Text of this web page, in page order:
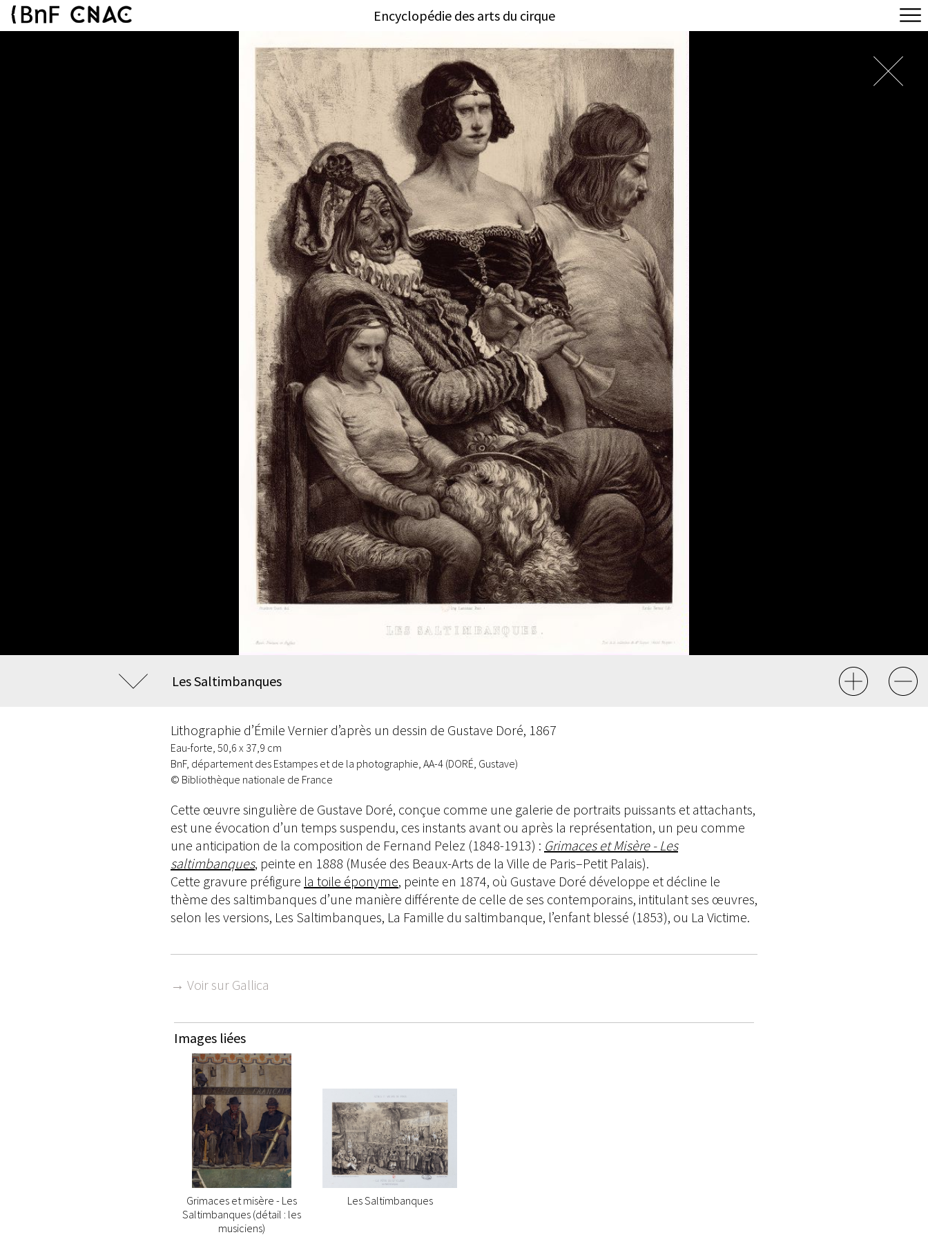
Encyclopédie des arts du cirque
Les Saltimbanques
Lithographie d’Émile Vernier d’après un dessin de Gustave Doré, 1867
Eau-forte, 50,6 x 37,9 cm
BnF, département des Estampes et de la photographie, AA-4 (DORÉ, Gustave)
© Bibliothèque nationale de France
Cette œuvre singulière de Gustave Doré, conçue comme une galerie de portraits puissants et attachants,
est une évocation d’un temps suspendu, ces instants avant ou après la représentation, un peu comme
une anticipation de la composition de Fernand Pelez (1848-1913) : Grimaces et Misère - Les
saltimbanques, peinte en 1888 (Musée des Beaux-Arts de la Ville de Paris–Petit Palais).
Cette gravure préfigure la toile éponyme, peinte en 1874, où Gustave Doré développe et décline le
thème des saltimbanques d’une manière différente de celle de ses contemporains, intitulant ses œuvres,
selon les versions, Les Saltimbanques, La Famille du saltimbanque, l’enfant blessé (1853), ou La Victime.
→ Voir sur Gallica
Images liées
Grimaces et misère - Les
Saltimbanques (détail : les
musiciens)
Les Saltimbanques